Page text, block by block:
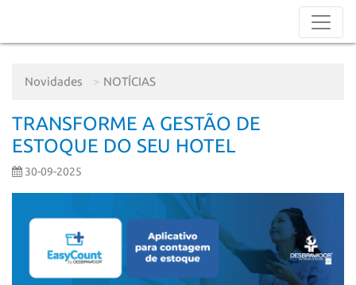
Novidades NOTÍCIAS
TRANSFORME A GESTÃO DE
ESTOQUE DO SEU HOTEL
30-09-2025